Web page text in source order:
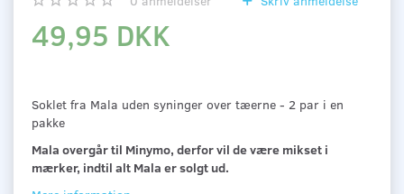
49,95 DKK
Soklet fra Mala uden syninger over tæerne - 2 par i en
pakke
Mala overgår til Minymo, derfor vil de være mikset i
mærker, indtil alt Mala er solgt ud.